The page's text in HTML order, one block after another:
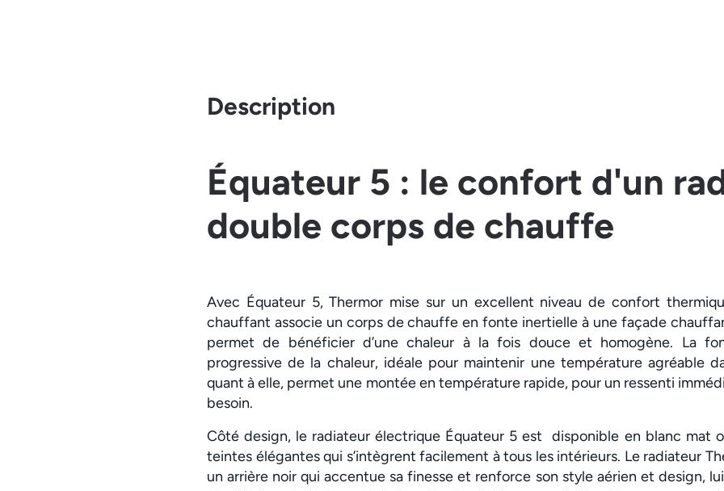
Description
Équateur 5 : le confort d'un
double corps de chauffe
Avec Équateur 5, Thermor mise sur un excellent niveau de confort
chauffant associe un corps de chauffe en fonte inertielle à une façade
permet de bénéficier d’une chaleur à la fois douce et homogène. La
progressive de la chaleur, idéale pour maintenir une température agréable
quant à elle, permet une montée en température rapide, pour un ressenti
besoin.
Côté design, le radiateur électrique Équateur 5 est disponible en blanc mat
teintes élégantes qui s’intègrent facilement à tous les intérieurs. Le radiateur
un arrière noir qui accentue sa finesse et renforce son style aérien et design,